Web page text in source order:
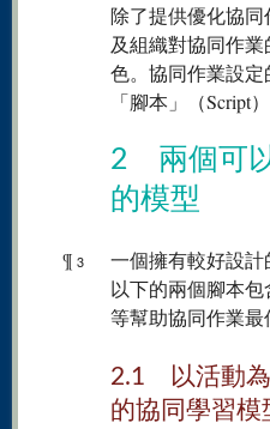
除了提供優化協
及組織對協同作
色。協同作業設
「腳本」（Script）
2 兩個可
的模型
¶ 3
一個擁有較好設
以下的兩個腳本
等幫助協同作業最
2.1 以活動為
的協同學習模